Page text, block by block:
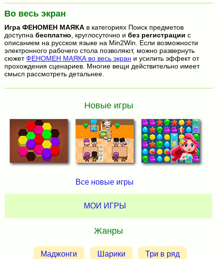
Во весь экран
Игра ФЕНОМЕН МАЯКАв категориях Поиск предметов
доступна бесплатно , круглосуточно и без регистрации с
описанием на русском языке на Min2Win. Если возможности
электронного рабочего стола позволяют, можно развернуть
сюжетФЕНОМЕН МАЯКА во весь экран и усилить эффект от
прохождения сценариев. Многие вещи действительно имеет
смысл рассмотреть детальнее.
Новые игры
Все новые игры
МОИ ИГРЫ
Жанры
Маджонги Шарики Три в ряд